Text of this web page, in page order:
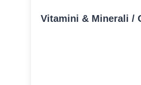
Vitamini & Minerali /